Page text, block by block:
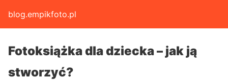
blog.empikfoto.pl
Fotoksiążka dla dziecka – jak ją
stworzyć?